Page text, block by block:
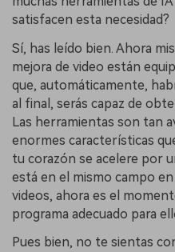
satisfacen esta necesidad?
Sí, has leído bien. Ahora
mejora de video están
que, automáticamente,
al final, serás capaz de
Las herramientas son tan
enormes características
tu corazón se acelere por
está en el mismo campo
videos, ahora es el
programa adecuado para
Pues bien, no te sientas